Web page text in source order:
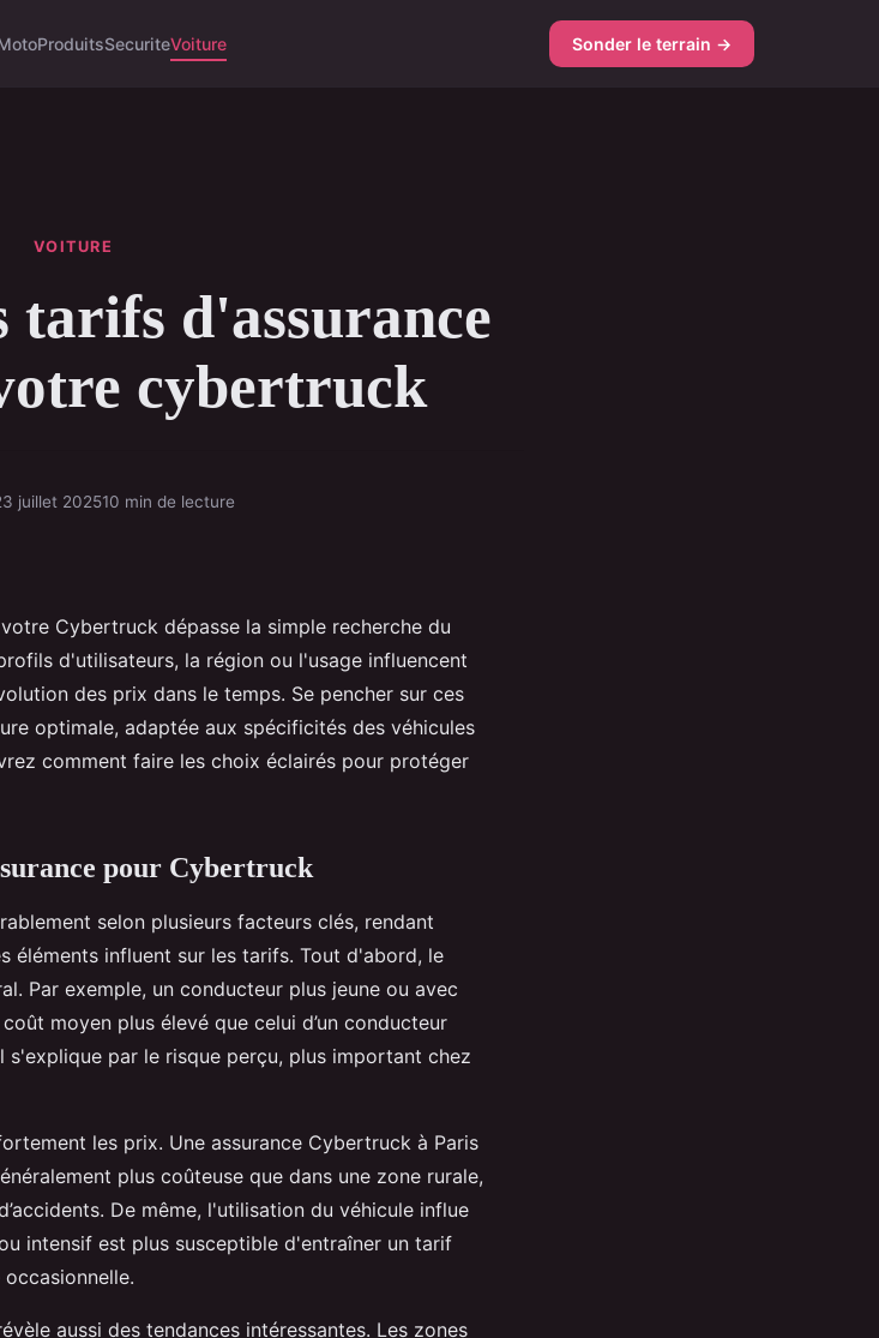
ProduitsSecuriteVoiture Sonder le terrain →
VOITURE
tarifs d'assurance
cybertruck
juillet 202510 min de lecture
Cybertruck dépasse la simple recherche du
d'utilisateurs, la région ou l'usage influencent
des prix dans le temps. Se pencher sur ces
optimale, adaptée aux spécificités des véhicules
comment faire les choix éclairés pour protéger
pour Cybertruck
selon plusieurs facteurs clés, rendant
éléments influent sur les tarifs. Tout d'abord, le
Par exemple, un conducteur plus jeune ou avec
moyen plus élevé que celui d’un conducteur
par le risque perçu, plus important chez
les prix. Une assurance Cybertruck à Paris
plus coûteuse que dans une zone rurale,
De même, l'utilisation du véhicule influe
intensif est plus susceptible d'entraîner un tarif
aussi des tendances intéressantes. Les zones